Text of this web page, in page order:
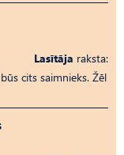
Lasītāja raksta:
cits saimnieks. Žēl